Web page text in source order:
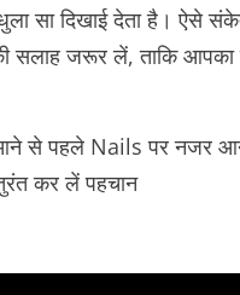
सा दिखाई देता है। ऐसे
सलाह जरूर लें, ताकि